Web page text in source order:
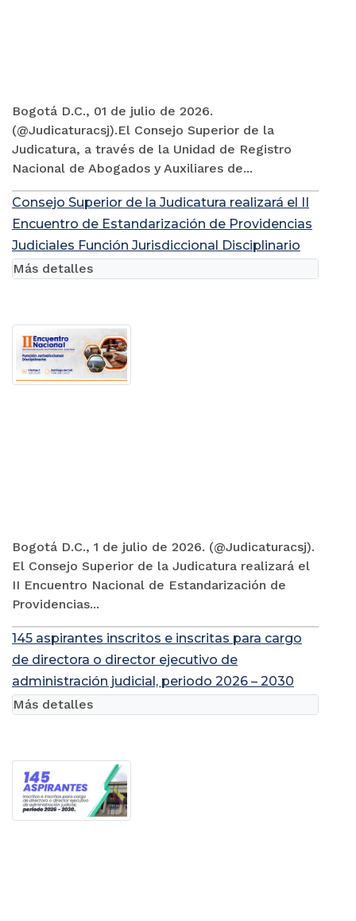
Bogotá D.C., 01 de julio de 2026.
(@Judicaturacsj).El Consejo Superior de la
Judicatura, a través de la Unidad de Registro
Nacional de Abogados y Auxiliares de...
Consejo Superior de la Judicatura realizará el II
Encuentro de Estandarización de Providencias
Bogotá D.C., 1 de julio de 2026. (@Judicaturacsj).
El Consejo Superior de la Judicatura realizará el
II Encuentro Nacional de Estandarización de
Providencias...
145 aspirantes inscritos e inscritas para cargo
de directora o director ejecutivo de